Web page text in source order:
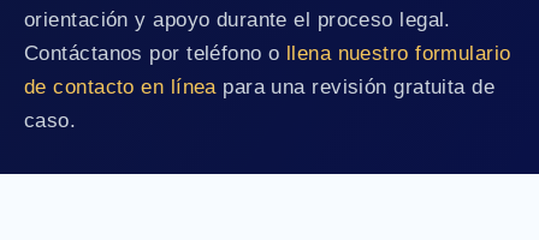
orientación y apoyo durante el proceso legal.
Contáctanos por teléfono o llena nuestro formulario
de contacto en línea para una revisión gratuita de
caso.